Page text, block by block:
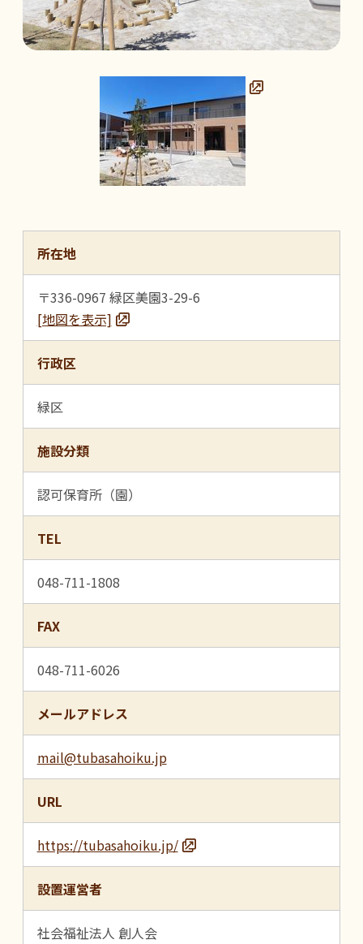
所在地
〒336-0967 緑区美園3-29-6
[地図を表示]
行政区
緑区
施設分類
認可保育所（園）
TEL
048-711-1808
FAX
048-711-6026
メールアドレス
mail@tubasahoiku.jp
URL
https://tubasahoiku.jp/
設置運営者
社会福祉法人 創人会